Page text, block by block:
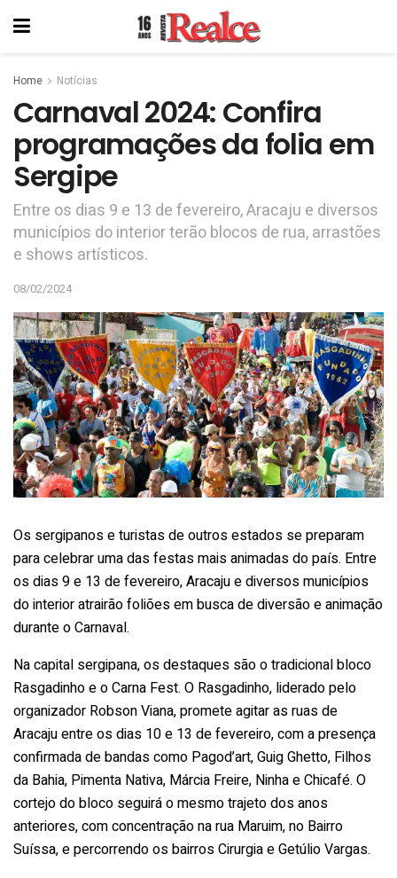
Home Notícias
Carnaval 2024: Confira
programações da folia em
Sergipe
Entre os dias 9 e 13 de fevereiro, Aracaju e diversos
municípios do interior terão blocos de rua, arrastões
e shows artísticos.
08/02/2024
Os sergipanos e turistas de outros estados se preparam
para celebrar uma das festas mais animadas do país. Entre
os dias 9 e 13 de fevereiro, Aracaju e diversos municípios
do interior atrairão foliões em busca de diversão e animação
durante o Carnaval.
Na capital sergipana, os destaques são o tradicional bloco
Rasgadinho e o Carna Fest. O Rasgadinho, liderado pelo
organizador Robson Viana, promete agitar as ruas de
Aracaju entre os dias 10 e 13 de fevereiro, com a presença
confirmada de bandas como Pagod’art, Guig Ghetto, Filhos
da Bahia, Pimenta Nativa, Márcia Freire, Ninha e Chicafé. O
cortejo do bloco seguirá o mesmo trajeto dos anos
anteriores, com concentração na rua Maruim, no Bairro
Suíssa, e percorrendo os bairros Cirurgia e Getúlio Vargas.